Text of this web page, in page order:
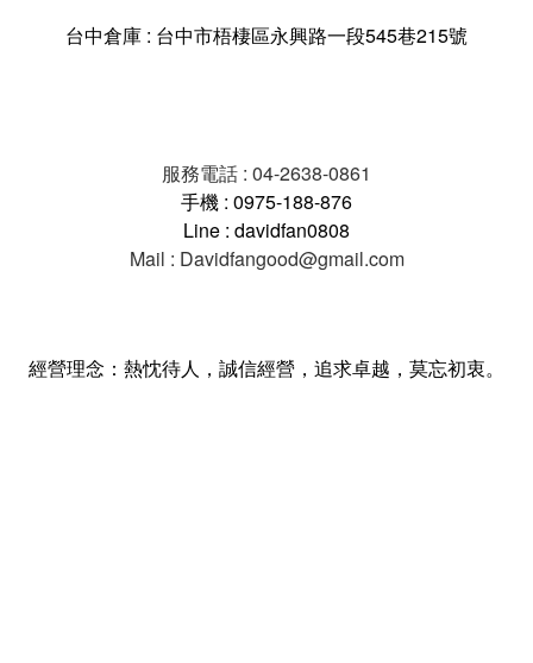
台中倉庫 : 台中市梧棲區永興路一段545巷215號
服務電話 : 04-2638-0861
手機 : 0975-188-876
Line : davidfan0808
Mail : Davidfangood@gmail.com
經營理念：熱忱待人，誠信經營，追求卓越，莫忘初衷。